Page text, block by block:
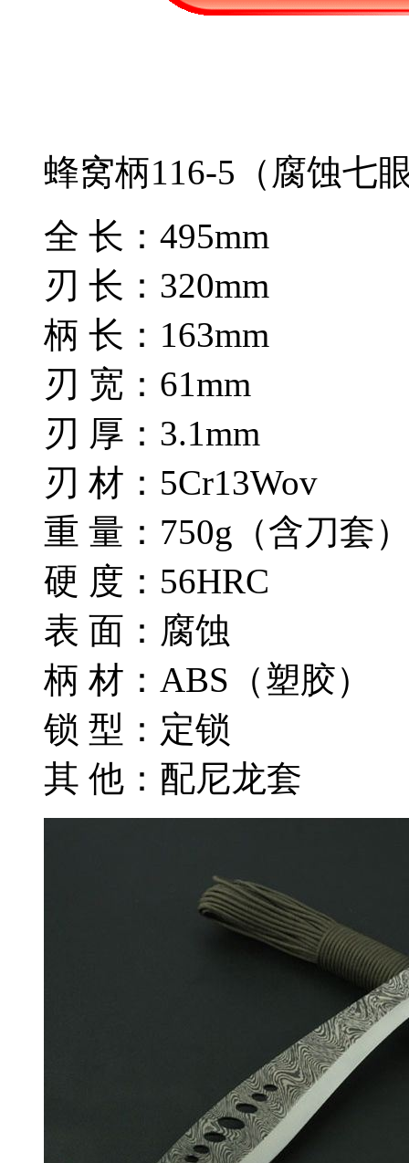
蜂窝柄116-5（腐蚀七
全 长：495mm
刃 长：320mm
柄 长：163mm
刃 宽：61mm
刃 厚：3.1mm
刃 材：5Cr13Wov
重 量：750g（含刀套
硬 度：56HRC
表 面：腐蚀
柄 材：ABS（塑胶）
锁 型：定锁
其 他：配尼龙套